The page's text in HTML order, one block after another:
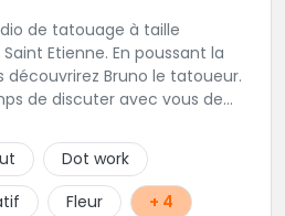
de tatouage à taille
Etienne. En poussant la
Bruno le tatoueur.
de discuter avec vous de
Dot work
Fleur + 4